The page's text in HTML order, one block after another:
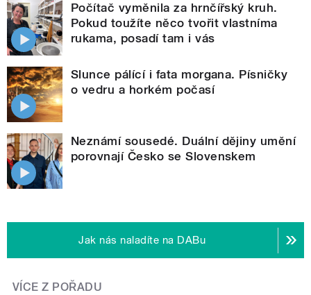
Počítač vyměnila za hrnčířský kruh.
Pokud toužíte něco tvořit vlastníma
rukama, posadí tam i vás
Slunce pálící i fata morgana. Písničky
o vedru a horkém počasí
Neznámí sousedé. Duální dějiny umění
porovnají Česko se Slovenskem
Jak nás naladíte na DABu
VÍCE Z POŘADU